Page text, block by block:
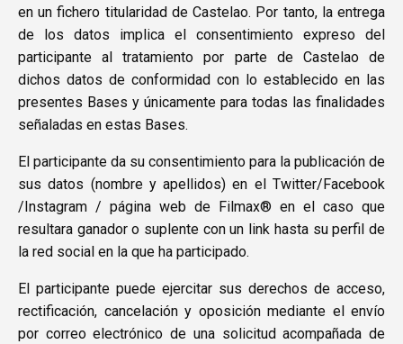
en un fichero titularidad de Castelao. Por tanto, la entrega
de los datos implica el consentimiento expreso del
participante al tratamiento por parte de Castelao de
dichos datos de conformidad con lo establecido en las
presentes Bases y únicamente para todas las finalidades
señaladas en estas Bases.
El participante da su consentimiento para la publicación de
sus datos (nombre y apellidos) en el Twitter/Facebook
/Instagram / página web de Filmax® en el caso que
resultara ganador o suplente con un link hasta su perfil de
la red social en la que ha participado.
El participante puede ejercitar sus derechos de acceso,
rectificación, cancelación y oposición mediante el envío
por correo electrónico de una solicitud acompañada de